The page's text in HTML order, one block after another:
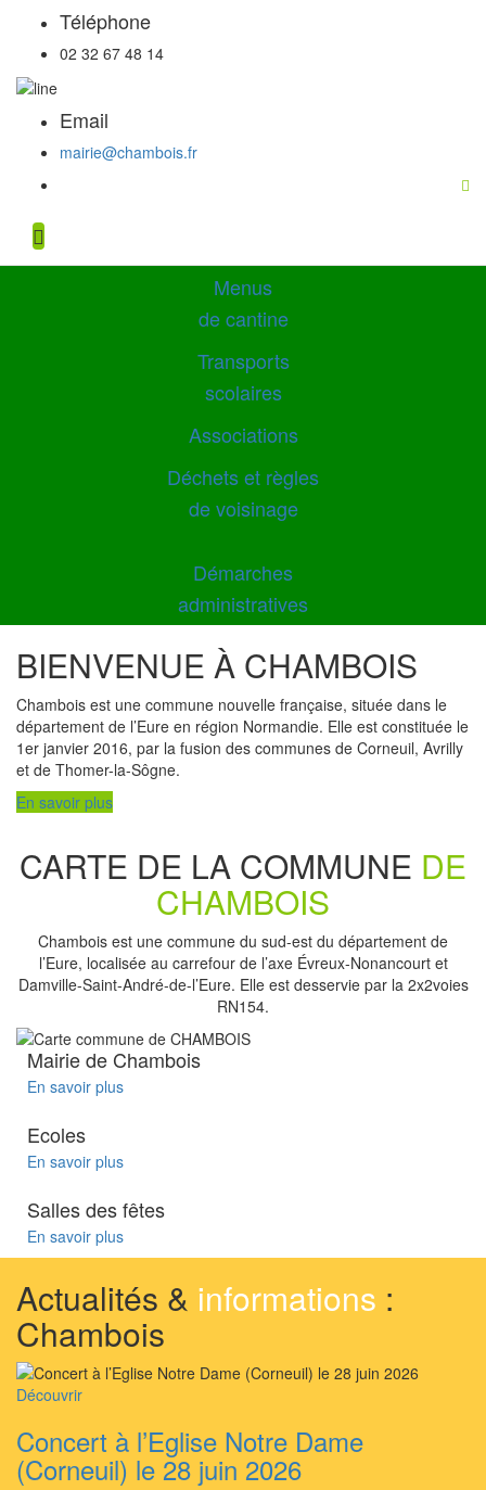
Téléphone
02 32 67 48 14
Email
mairie@chambois.fr
Menus
de cantine
Transports
scolaires
Associations
Déchets et règles
de voisinage
Démarches
administratives
BIENVENUE À CHAMBOIS
Chambois est une commune nouvelle française, située dans le
département de l’Eure en région Normandie. Elle est constituée le
1er janvier 2016, par la fusion des communes de Corneuil, Avrilly
et de Thomer-la-Sôgne.
En savoir plus
CARTE DE LA COMMUNE DE
CHAMBOIS
Chambois est une commune du sud-est du département de
l’Eure, localisée au carrefour de l’axe Évreux-Nonancourt et
Damville-Saint-André-de-l’Eure. Elle est desservie par la 2x2voies
RN154.
Mairie de Chambois
En savoir plus
Ecoles
En savoir plus
Salles des fêtes
En savoir plus
Actualités & informations :
Chambois
Découvrir
Concert à l’Eglise Notre Dame
(Corneuil) le 28 juin 2026